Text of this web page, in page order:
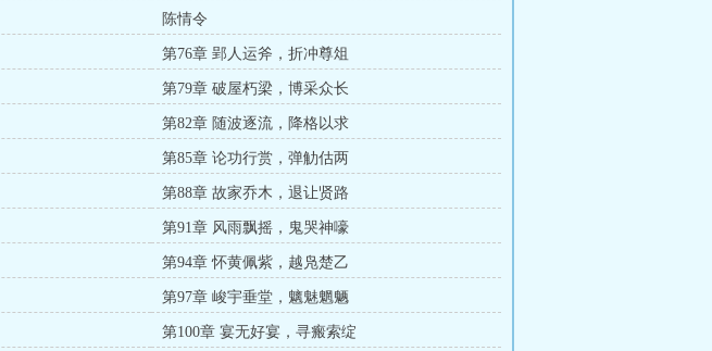
陈情令
第76章 郢人运斧，折冲尊俎
第79章 破屋朽梁，博采众长
第82章 随波逐流，降格以求
第85章 论功行赏，弹觔估两
第88章 故家乔木，退让贤路
第91章 风雨飘摇，鬼哭神嚎
第94章 怀黄佩紫，越凫楚乙
第97章 峻宇垂堂，魑魅魍魉
第100章 宴无好宴，寻瘢索绽